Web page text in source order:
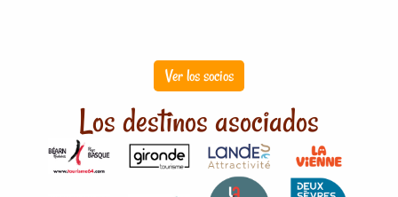
Ver los socios
Los destinos asociados